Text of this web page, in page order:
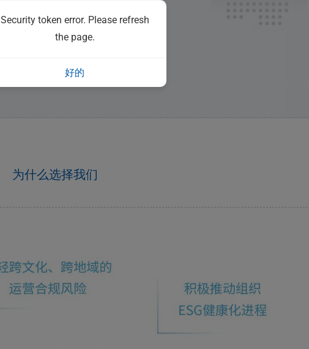
为什么选择我们
Security token error. Please refresh
the page.
好的